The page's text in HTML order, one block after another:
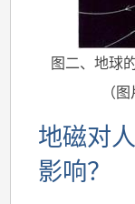
图二、地球
（
地磁对
影响？